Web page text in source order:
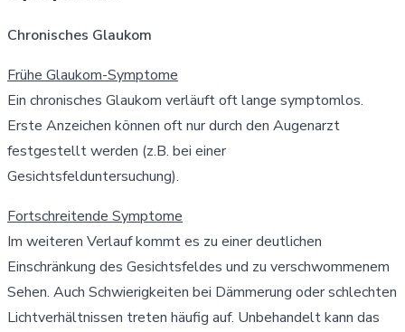
Chronisches Glaukom
Frühe Glaukom-Symptome
Ein chronisches Glaukom verläuft oft lange symptomlos.
Erste Anzeichen können oft nur durch den Augenarzt
festgestellt werden (z.B. bei einer
Gesichtsfelduntersuchung).
Fortschreitende Symptome
Im weiteren Verlauf kommt es zu einer deutlichen
Einschränkung des Gesichtsfeldes und zu verschwommenem
Sehen. Auch Schwierigkeiten bei Dämmerung oder schlechten
Lichtverhältnissen treten häufig auf. Unbehandelt kann das